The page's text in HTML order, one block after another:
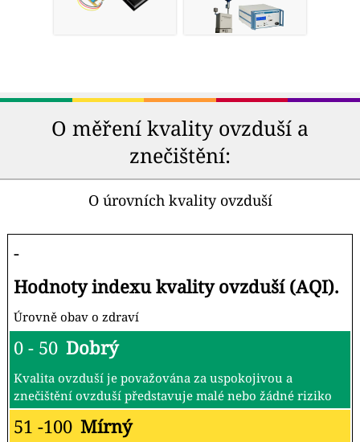
O měření kvality ovzduší a
znečištění:
O úrovních kvality ovzduší
-
Hodnoty indexu kvality ovzduší (AQI).
Úrovně obav o zdraví
0 - 50 Dobrý
Kvalita ovzduší je považována za uspokojivou a
znečištění ovzduší představuje malé nebo žádné riziko
51 -100 Mírný